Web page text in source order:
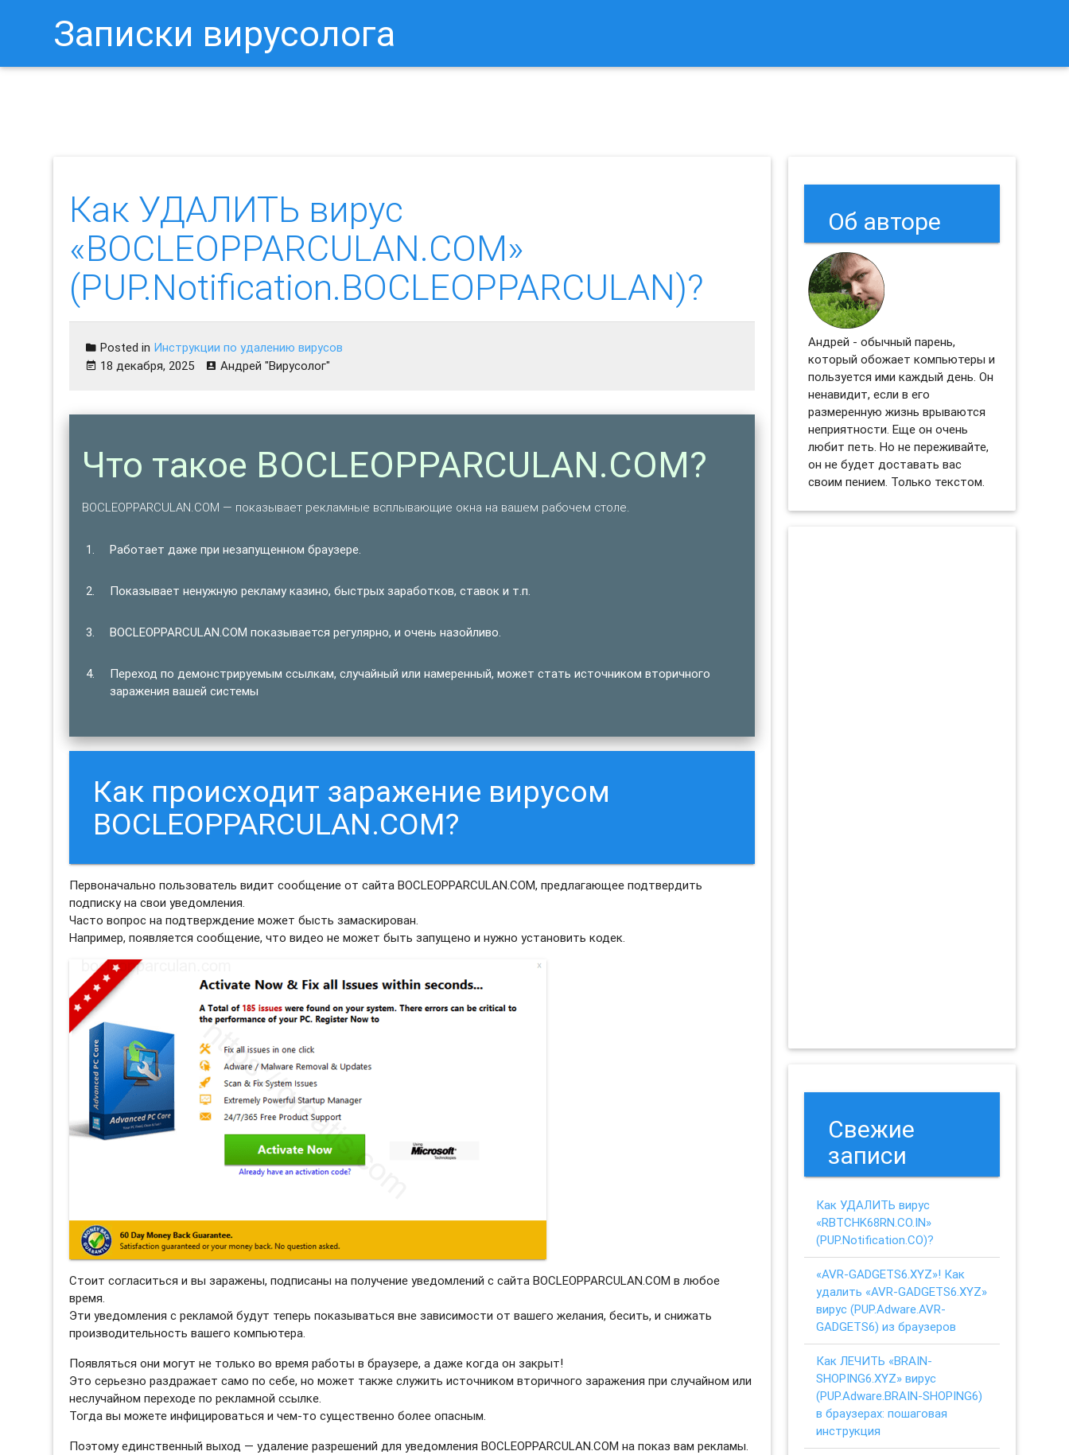
Записки вирусолога
Как УДАЛИТЬ вирус
«BOCLEOPPARCULAN.COM»
(PUP.Notification.BOCLEOPPARCULAN)?
Posted in Инструкции по удалению вирусов
18 декабря, 2025
Андрей "Вирусолог"
Что такое BOCLEOPPARCULAN.COM?
BOCLEOPPARCULAN.COM — показывает рекламные всплывающие окна на вашем рабочем столе.
Работает даже при незапущенном браузере.
Показывает ненужную рекламу казино, быстрых заработков, ставок и т.п.
BOCLEOPPARCULAN.COM показывается регулярно, и очень назойливо.
Переход по демонстрируемым ссылкам, случайный или намеренный, может стать источником вторичного
заражения вашей системы
Как происходит заражение вирусом
BOCLEOPPARCULAN.COM?
Первоначально пользователь видит сообщение от сайта BOCLEOPPARCULAN.COM, предлагающее подтвердить
подписку на свои уведомления.
Часто вопрос на подтверждение может бысть замаскирован.
Например, появляется сообщение, что видео не может быть запущено и нужно установить кодек.
Стоит согласиться и вы заражены, подписаны на получение уведомлений с сайта BOCLEOPPARCULAN.COM в любое
время.
Эти уведомления с рекламой будут теперь показываться вне зависимости от вашего желания, бесить, и снижать
производительность вашего компьютера.
Появляться они могут не только во время работы в браузере, а даже когда он закрыт!
Это серьезно раздражает само по себе, но может также служить источником вторичного заражения при случайном или
неслучайном переходе по рекламной ссылке.
Тогда вы можете инфицироваться и чем-то существенно более опасным.
Поэтому единственный выход — удаление разрешений для уведомления BOCLEOPPARCULAN.COM на показ вам рекламы.
Об авторе
Андрей - обычный парень,
который обожает компьютеры и
пользуется ими каждый день. Он
ненавидит, если в его
размеренную жизнь врываются
неприятности. Еще он очень
любит петь. Но не переживайте,
он не будет доставать вас
своим пением. Только текстом.
Свежие
записи
Как УДАЛИТЬ вирус
«RBTCHK68RN.CO.IN»
(PUP.Notification.CO)?
«AVR-GADGETS6.XYZ»! Как
удалить «AVR-GADGETS6.XYZ»
вирус (PUP.Adware.AVR-
GADGETS6) из браузеров
Как ЛЕЧИТЬ «BRAIN-
SHOPING6.XYZ» вирус
(PUP.Adware.BRAIN-SHOPING6)
в браузерах: пошаговая
инструкция